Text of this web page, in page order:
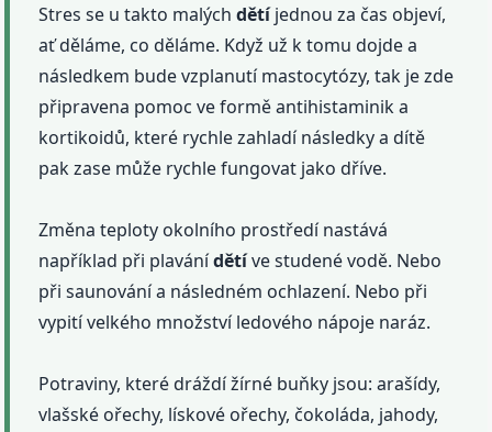
Stres se u takto malýchdětíjednou za čas objeví,
ať děláme, co děláme. Když už k tomu dojde a
následkem bude vzplanutí mastocytózy, tak je zde
připravena pomoc ve formě antihistaminik a
kortikoidů, které rychle zahladí následky a dítě
pak zase může rychle fungovat jako dříve.
Změna teploty okolního prostředí nastává
například při plavánídětíve studené vodě. Nebo
při saunování a následném ochlazení. Nebo při
vypití velkého množství ledového nápoje naráz.
Potraviny, které dráždí žírné buňky jsou: arašídy,
vlašské ořechy, lískové ořechy, čokoláda, jahody,